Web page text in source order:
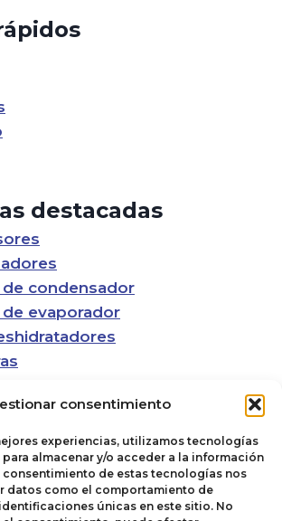
consentimiento
experiencias, utilizamos tecnologías
almacenar y/o acceder a la información
de estas tecnologías nos
datos como el comportamiento de
únicas en este sitio. No
destacadas
condensador
evaporador